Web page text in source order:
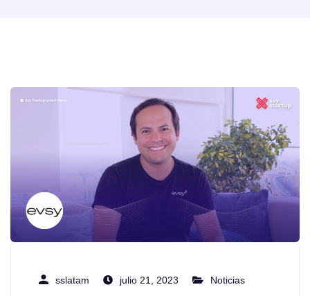
sslatam julio 21, 2023 Noticias